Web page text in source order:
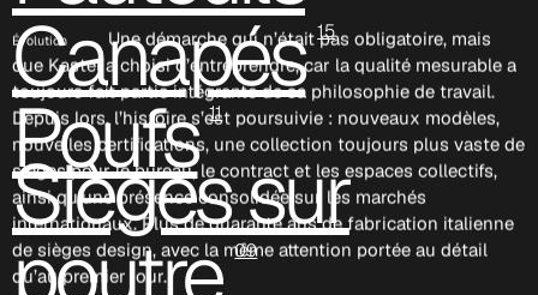
Évolution
Une démarche qui n’était pas obligatoire, mais
que Kastel a choisi d’entreprendre, car la qualité mesurable a
toujours fait partie intégrante de sa philosophie de travail.
Depuis lors, l’histoire s’est poursuivie : nouveaux modèles,
nouvelles certifications, une collection toujours plus vaste de
sièges pour le bureau, le contract et les espaces collectifs,
ainsi qu’une présence consolidée sur les marchés
internationaux. Plus de quarante ans de fabrication italienne
de sièges design, avec la même attention portée au détail
qu’au premier jour.
Canapés 15
Poufs 11
Sièges sur
09